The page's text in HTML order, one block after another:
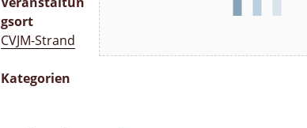
gsort
CVJM-Strand
Kategorien